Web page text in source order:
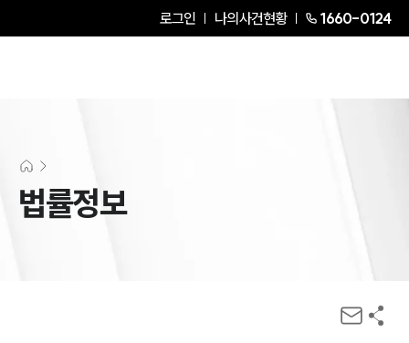
로그인 나의사건현황 1660-0124
법률정보